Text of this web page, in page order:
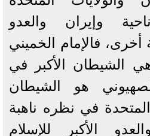
وإيران والعدو
فالإمام الخميني
الشيطان الأكبر في
هو الشيطان
المتحدة في نظره ناهبة
الأكبر للإسلام